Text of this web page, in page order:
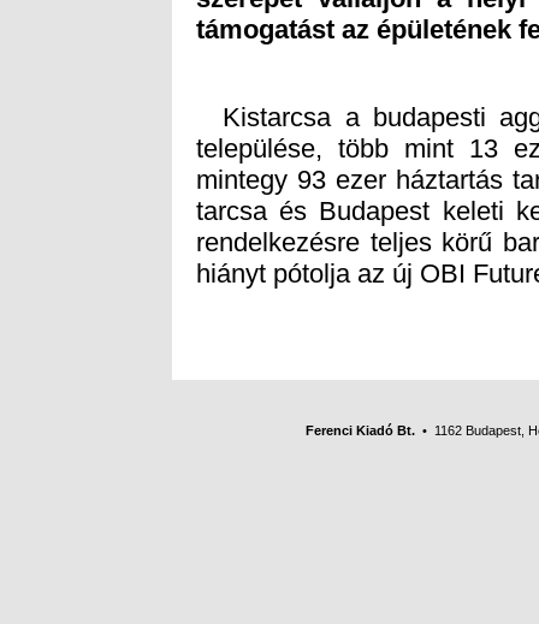
támogatást az épületének
Kistarcsa a budapesti
települése, több mint 13
mintegy 93 ezer háztartás
tarcsa és Budapest keleti
rendelkezésre teljes körű
hiányt pótolja az új OBI
Ferenci Kiadó Bt. • 1162 Budapest,